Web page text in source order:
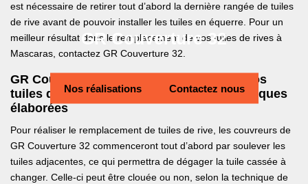
GR Couverture 32
Nos réalisations Contactez nous
est nécessaire de retirer tout d’abord la dernière rangée de tuiles
de rive avant de pouvoir installer les tuiles en équerre. Pour un
meilleur résultat dans le remplacement de vos tuiles de rives à
Mascaras, contactez GR Couverture 32.
GR Couverture 32 pour la réparation de vos
tuiles de rives à Mascaras avec des techniques
élaborées
Pour réaliser le remplacement de tuiles de rive, les couvreurs de
GR Couverture 32 commenceront tout d’abord par soulever les
tuiles adjacentes, ce qui permettra de dégager la tuile cassée à
changer. Celle-ci peut être clouée ou non, selon la technique de